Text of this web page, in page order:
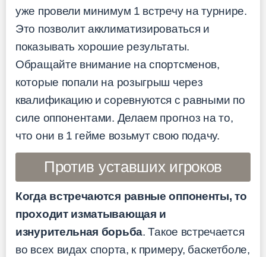
уже провели минимум 1 встречу на турнире.
Это позволит акклиматизироваться и
показывать хорошие результаты.
Обращайте внимание на спортсменов,
которые попали на розыгрыш через
квалификацию и соревнуются с равными по
силе оппонентами. Делаем прогноз на то,
что они в 1 гейме возьмут свою подачу.
Против уставших игроков
Когда встречаются равные оппоненты, то
проходит изматывающая и
изнурительная борьба. Такое встречается
во всех видах спорта, к примеру, баскетболе,